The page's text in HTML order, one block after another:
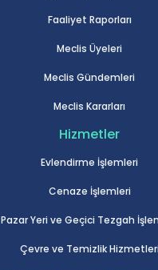
Faaliyet Raporları
Meclis Üyeleri
Meclis Gündemleri
Meclis Kararları
Hizmetler
Evlendirme İşlemleri
Cenaze İşlemleri
Pazar Yeri ve Geçici Tezgah
Çevre ve Temizlik Hizmetleri